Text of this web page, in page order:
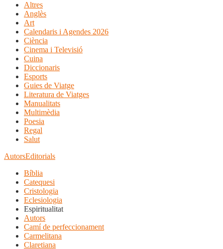
Altres
Anglès
Art
Calendaris i Agendes 2026
Ciència
Cinema i Televisió
Cuina
Diccionaris
Esports
Guies de Viatge
Literatura de Viatges
Manualitats
Multimèdia
Poesia
Regal
Salut
AutorsEditorials
Bíblia
Catequesi
Cristologia
Eclesiologia
Espiritualitat
Autors
Camí de perfeccionament
Carmelitana
Claretiana